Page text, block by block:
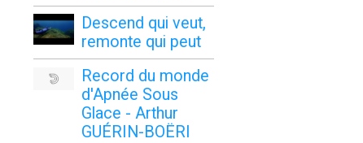
Descend qui veut,
remonte qui peut
Record du monde
d'Apnée Sous
Glace - Arthur
GUÉRIN-BOËRI